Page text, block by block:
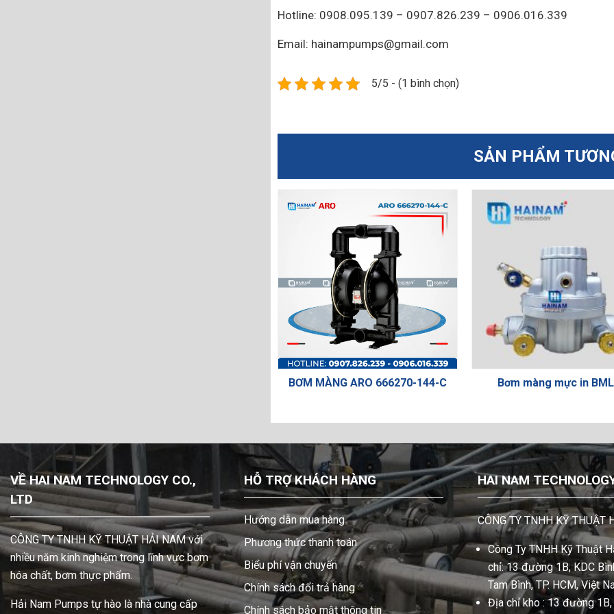
Hotline: 0908.095.139 – 0907.826.239 – 0906.016.339
Email: hainampumps@gmail.com
5/5 - (1 bình chọn)
SẢN PHẨM
BƠM MÀNG ARO 666270-144-C Bơm màng mực in BML-5
VỀ HAI NAM TECHNOLOGY CO.,
LTD
CÔNG TY TNHH KỸ THUẬT HẢI NAM với
nhiều năm kinh nghiệm trong lĩnh vực bơm
hóa chất, bơm thực phẩm.
Hải Nam Pumps tự hào là nhà cung cấp
HỖ TRỢ KHÁCH HÀNG
Hướng dẫn mua hàng
Phương thức thanh toán
Biểu phí vận chuyển
Chính sách đổi trả hàng
Chính sách bảo mật thông tin
HAI NAM
CÔNG TY TNHH KỸ THUẬT
Công Ty TNHH Kỹ Thuật
chỉ: 13 đường 1B, KDC
Tam Bình, TP. HCM, Việt
Địa chỉ kho : 13 đường 1B,